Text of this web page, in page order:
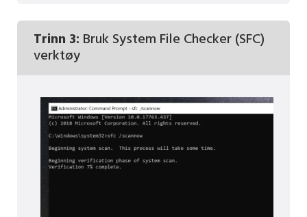
Trinn 3: Bruk System File Checker (SFC)
verktøy